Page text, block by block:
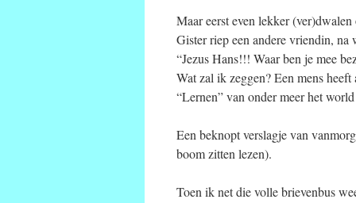
Maar eerst even lekker
Gister riep een andere vriendin, na
“Jezus Hans!!! Waar ben je mee
Wat zal ik zeggen? Een mens
“Lernen” van onder meer het
Een beknopt verslagje van
boom zitten lezen).
Toen ik net die volle brievenbus